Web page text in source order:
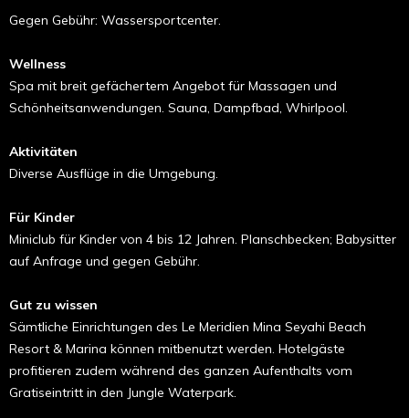
Gegen Gebühr: Wassersportcenter.
Wellness
Spa mit breit gefächertem Angebot für Massagen und
Schönheitsanwendungen. Sauna, Dampfbad, Whirlpool.
Aktivitäten
Diverse Ausflüge in die Umgebung.
Für Kinder
Miniclub für Kinder von 4 bis 12 Jahren. Planschbecken; Babysitter
auf Anfrage und gegen Gebühr.
Gut zu wissen
Sämtliche Einrichtungen des Le Meridien Mina Seyahi Beach
Resort & Marina können mitbenutzt werden. Hotelgäste
profitieren zudem während des ganzen Aufenthalts vom
Gratiseintritt in den Jungle Waterpark.